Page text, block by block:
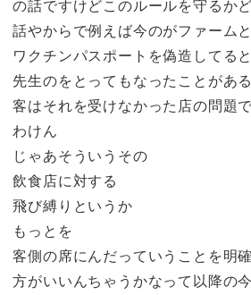
の話ですけどこのルールを守るか
話やからで例えば今のがファーム
ワクチンパスポートを偽造してる
先生のをとってもなったことがあ
客はそれを受けなかった店の問題
わけん
じゃあそういうその
飲食店に対する
飛び縛りというか
もっとを
客側の席にんだっていうことを明
方がいいんちゃうかなって以降の